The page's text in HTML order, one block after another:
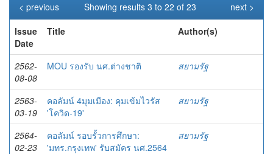
Showing results 3 to 22 of 23
< previous
next >
Issue
Date
Title Author(s)
2562-
08-08
MOU รองรับ นศ.ต่างชาติ สยามรัฐ
2563-
03-19
คอลัมน์ 4มุมเมือง: คุมเข้มไวรัส
'โควิด-19'
สยามรัฐ
2564-
02-23
คอลัมน์ รอบรั้วการศึกษา:
'มทร.กรุงเทพ' รับสมัคร นศ.2564
สยามรัฐ